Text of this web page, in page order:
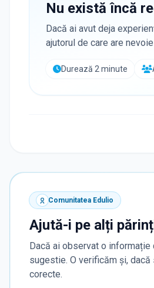
Nu există încă
Dacă ai avut deja
ajutorul de care are
Durează 2 minute
Comunitatea Edulio
Ajută-i pe alți
Dacă ai observat o
sugestie. O verificăm și,
corecte.